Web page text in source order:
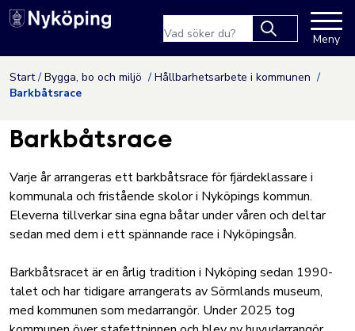
Hoppa till innehåll
Nyköpings kommuns
results.
Meny
Start Bygga, bo och miljö
Hållbarhetsarbete i kommunen
Barkbåtsrace
Barkbåtsrace
Varje år arrangeras ett barkbåtsrace för fjärdeklassare i
kommunala och fristående skolor i Nyköpings kommun.
Eleverna tillverkar sina egna båtar under våren och deltar
sedan med dem i ett spännande race i Nyköpingsån.
Barkbåtsracet är en årlig tradition i Nyköping sedan 1990-
talet och har tidigare arrangerats av Sörmlands museum,
med kommunen som medarrangör. Under 2025 tog